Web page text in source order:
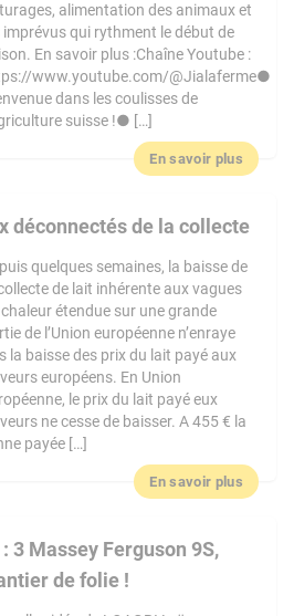
alimentation des animaux et
imprévus qui rythment le début de
En savoir plus :Chaîne Youtube :
www.youtube.com/@Jialaferme●
dans les coulisses de
suisse !● […]
En savoir plus
déconnectés de la collecte
quelques semaines, la baisse de
de lait inhérente aux vagues
étendue sur une grande
de l’Union européenne n’enraye
la baisse des prix du lait payé aux
européens. En Union
le prix du lait payé eux
ne cesse de baisser. A 455 € la
payée […]
En savoir plus
3 Massey Ferguson 9S,
de folie !